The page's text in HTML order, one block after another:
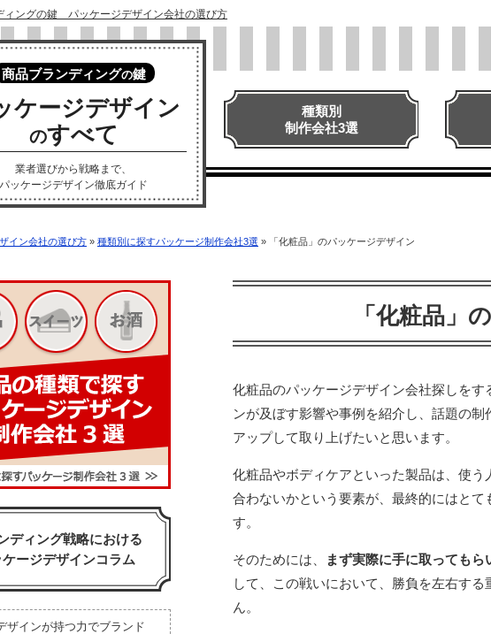
ィングの鍵 パッケージデザイン会社の選び方
商品ブランディングの鍵
ケージデザイン
のすべて
業者選びから戦略まで、
パッケージデザイン徹底ガイド
種類別
制作会社3選
イン会社の選び方 » 種類別に探すパッケージ制作会社3選 » 「化粧品」のパッケージデザイン
「化粧品」
化粧品のパッケージデザイン会社探しをす
ンが及ぼす影響や事例を紹介し、話題の制
アップして取り上げたいと思います。
化粧品やボディケアといった製品は、使う
合わないかという要素が、最終的にはとて
す。
そのためには、 まず実際に手に取っても
して、この戦いにおいて、勝負を左右す
ん。
ディング戦略における
ージデザインコラム
ザインが持つ力でブランド